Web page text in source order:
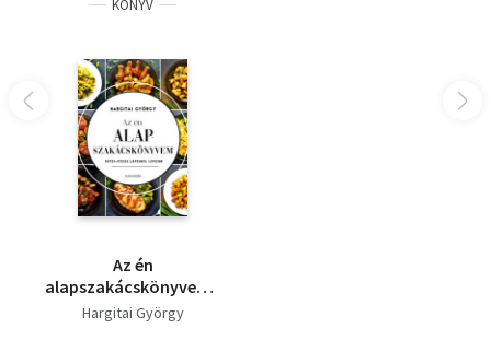
KÖNYV
Az én
alapszakácskönyvem -
Sütés-főzés lépésről
Hargitai György